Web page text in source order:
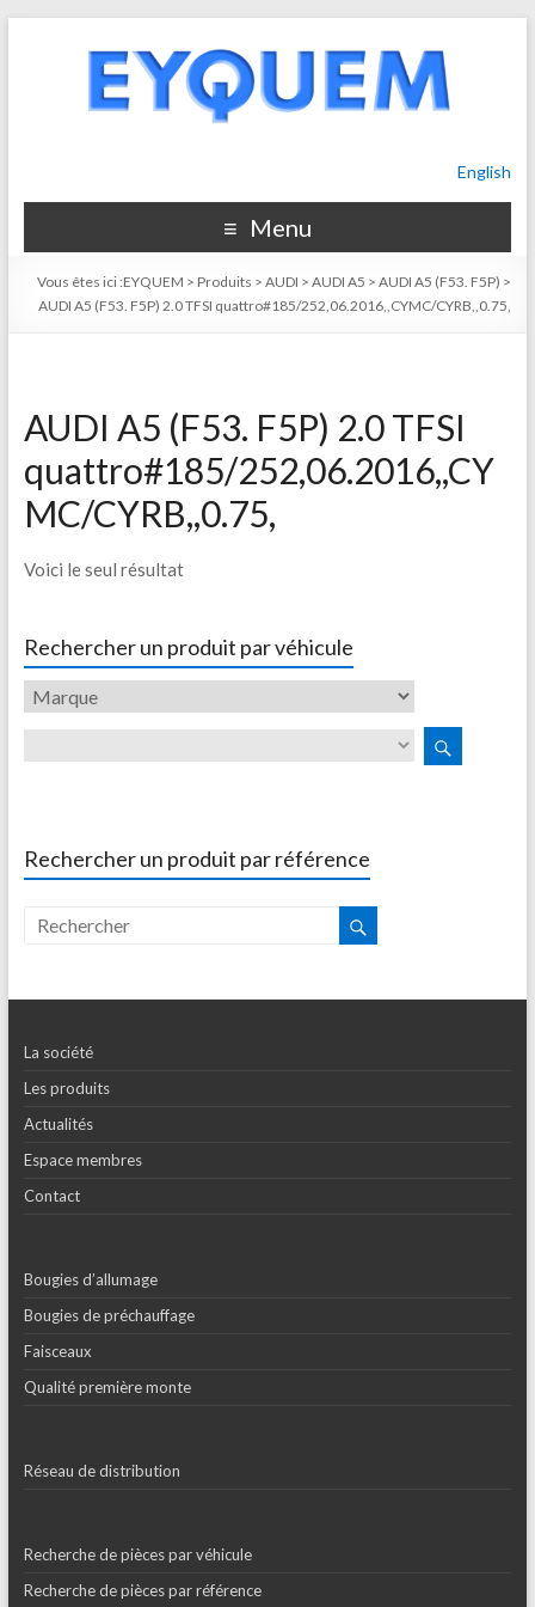
English
Menu
Vous êtes ici :EYQUEM > Produits >AUDI >AUDI A5 >AUDI A5 (F53. F5P) >
AUDI A5 (F53. F5P) 2.0 TFSI quattro#185/252,06.2016,,CYMC/CYRB,,0.75,
AUDI A5 (F53. F5P) 2.0 TFSI
quattro#185/252,06.2016,,CY
MC/CYRB,,0.75,
Voici le seul résultat
Rechercher un produit par véhicule
Rechercher un produit par référence
La société
Les produits
Actualités
Espace membres
Contact
Bougies d’allumage
Bougies de préchauffage
Faisceaux
Qualité première monte
Réseau de distribution
Recherche de pièces par véhicule
Recherche de pièces par référence